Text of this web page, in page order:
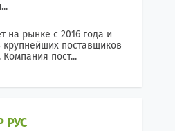
на рынке с 2016 года и
крупнейших поставщиков
пост...
РУС